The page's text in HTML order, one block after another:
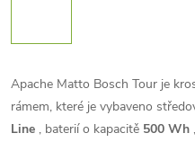
Apache Matto Bosch Tour je
rámem, které je vybaveno
Line , baterií o kapacitě 500 Wh